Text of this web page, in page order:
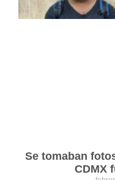
Se tomaban
CDMX